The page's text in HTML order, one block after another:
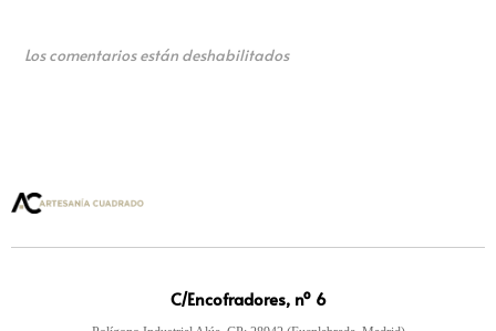
Los comentarios están deshabilitados
C/Encofradores, nº 6